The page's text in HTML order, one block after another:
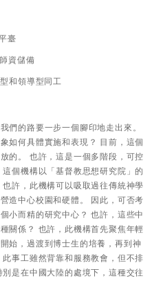
臺
資儲備
和領導型同工
們的路要一步一個腳印地走出來。
如何具體實施和表現？ 目前，這個
的。 也許，這是一個多階段，可控
個機構以「基督教思想研究院」的
許，此機構可以吸取過往傳統神學
造中心校園和硬體。 因此，可否考
小而精的研究中心？ 也許，這些中
關係？ 也許，此機構首先聚焦年輕
始，過渡到博士生的培養，再到神
事工雖然背靠和服務教會，但不排
是在中國大陸的處境下，這種交往